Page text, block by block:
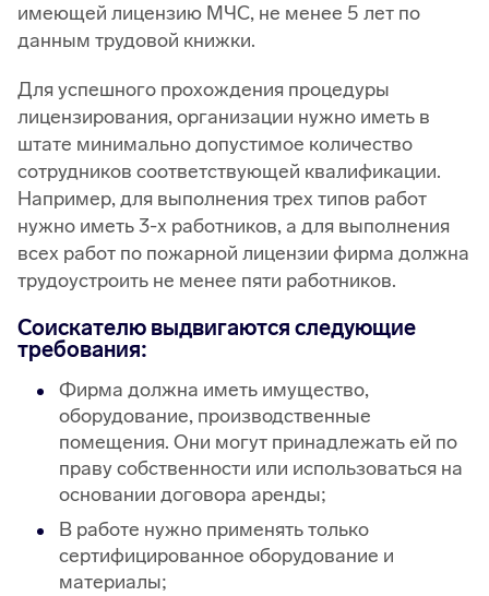
имеющей лицензию МЧС, не менее 5 лет по
данным трудовой книжки.
Для успешного прохождения процедуры
лицензирования, организации нужно иметь в
штате минимально допустимое количество
сотрудников соответствующей квалификации.
Например, для выполнения трех типов работ
нужно иметь 3-х работников, а для выполнения
всех работ по пожарной лицензии фирма должна
трудоустроить не менее пяти работников.
Соискателю выдвигаются следующие
требования:
Фирма должна иметь имущество,
оборудование, производственные
помещения. Они могут принадлежать ей по
праву собственности или использоваться на
основании договора аренды;
В работе нужно применять только
сертифицированное оборудование и
материалы;